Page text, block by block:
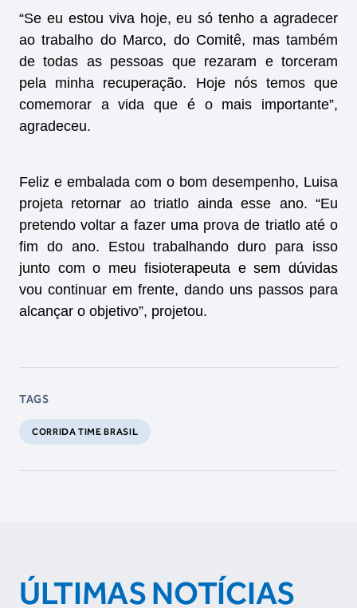
“Se eu estou viva hoje, eu só tenho a agradecer
ao trabalho do Marco, do Comitê, mas também
de todas as pessoas que rezaram e torceram
pela minha recuperação. Hoje nós temos que
comemorar a vida que é o mais importante”,
agradeceu.
Feliz e embalada com o bom desempenho, Luisa
projeta retornar ao triatlo ainda esse ano. “Eu
pretendo voltar a fazer uma prova de triatlo até o
fim do ano. Estou trabalhando duro para isso
junto com o meu fisioterapeuta e sem dúvidas
vou continuar em frente, dando uns passos para
alcançar o objetivo”, projetou.
TAGS
CORRIDA TIME BRASIL
ÚLTIMAS NOTÍCIAS